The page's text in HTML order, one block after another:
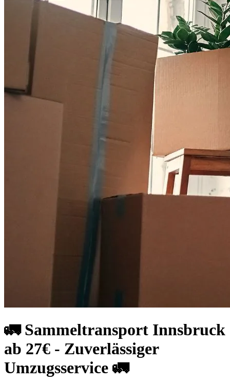
🚛 Sammeltransport Innsbruck
ab 27€ - Zuverlässiger
Umzugsservice 🚛